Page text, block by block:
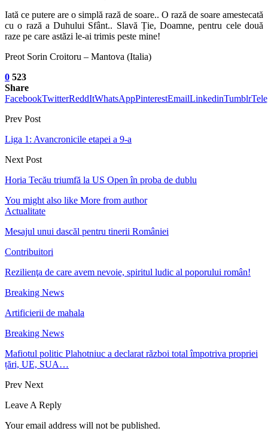
Iată ce putere are o simplă rază de soare.. O rază de soare amestecată
cu o rază a Duhului Sfânt.. Slavă Ție, Doamne, pentru cele două
raze pe care astăzi le-ai trimis peste mine!
Preot Sorin Croitoru – Mantova (Italia)
0 523
Share
FacebookTwitterReddItWhatsAppPinterestEmailLinkedinTumblr
Prev Post
Liga 1: Avancronicile etapei a 9-a
Next Post
Horia Tecău triumfă la US Open în proba de dublu
You might also like More from author
Actualitate
Mesajul unui dascăl pentru tinerii României
Contribuitori
Rezilienţa de care avem nevoie, spiritul ludic al poporului român!
Breaking News
Artificierii de mahala
Breaking News
Mafiotul politic Plahotniuc a declarat război total împotriva propriei
țări, UE, SUA…
Prev Next
Leave A Reply
Your email address will not be published.